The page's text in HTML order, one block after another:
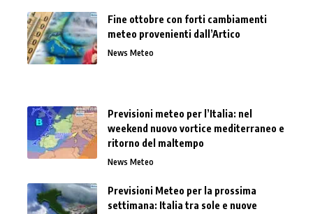
Fine ottobre con forti cambiamenti
meteo provenienti dall’Artico
News Meteo
Previsioni meteo per l’Italia: nel
weekend nuovo vortice mediterraneo e
ritorno del maltempo
News Meteo
Previsioni Meteo per la prossima
settimana: Italia tra sole e nuove